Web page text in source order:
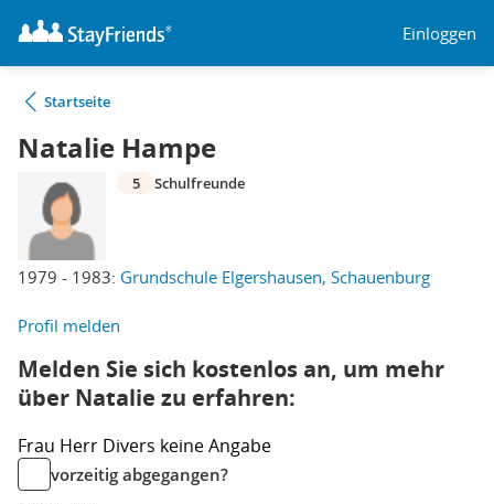
Einloggen
Startseite
Natalie Hampe
1979 - 1983: Grundschule Elgershausen, Schauenburg
5 Schulfreunde
Profil melden
Melden Sie sich kostenlos an, um mehr
über Natalie zu erfahren:
Frau Herr Divers keine Angabe
vorzeitig abgegangen?